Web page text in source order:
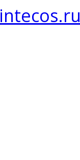
intecos.ru